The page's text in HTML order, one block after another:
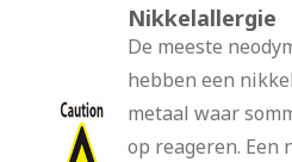
Nikkelallergie
De meeste
hebben een
metaal waar
op reageren. Een